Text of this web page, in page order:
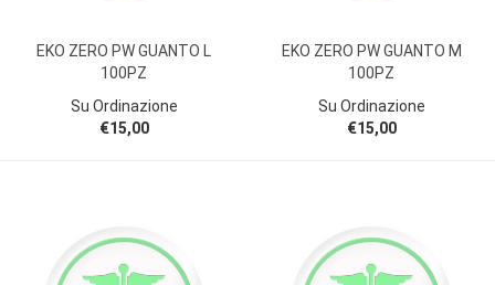
EKO ZERO PW GUANTO L
100PZ
Su Ordinazione
€15,00
EKO ZERO PW GUANTO M
100PZ
Su Ordinazione
€15,00